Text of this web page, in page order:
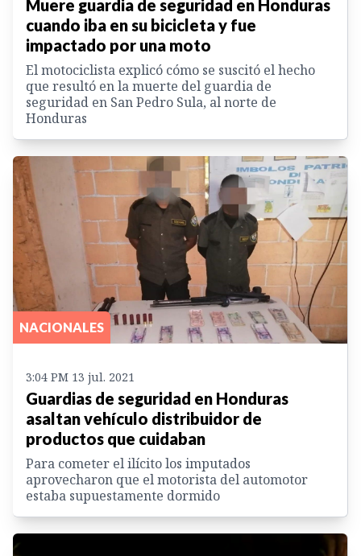
Muere guardia de seguridad en Honduras
cuando iba en su bicicleta y fue
impactado por una moto
El motociclista explicó cómo se suscitó el hecho
que resultó en la muerte del guardia de
seguridad en San Pedro Sula, al norte de
Honduras
NACIONALES
3:04 PM 13 jul. 2021
Guardias de seguridad en Honduras
asaltan vehículo distribuidor de
productos que cuidaban
Para cometer el ilícito los imputados
aprovecharon que el motorista del automotor
estaba supuestamente dormido